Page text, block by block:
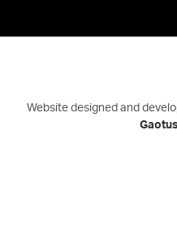
Website designed and
Gaotus